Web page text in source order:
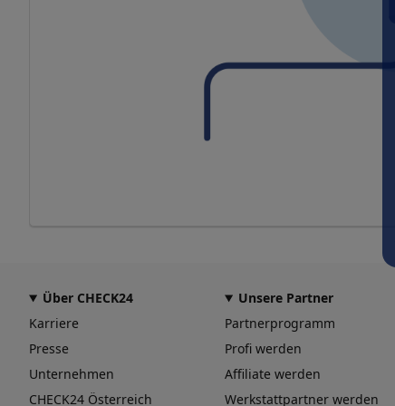
Über CHECK24
Karriere
Presse
Unternehmen
CHECK24 Österreich
Unsere Partner
Partnerprogramm
Profi werden
Affiliate werden
Werkstattpartner werden